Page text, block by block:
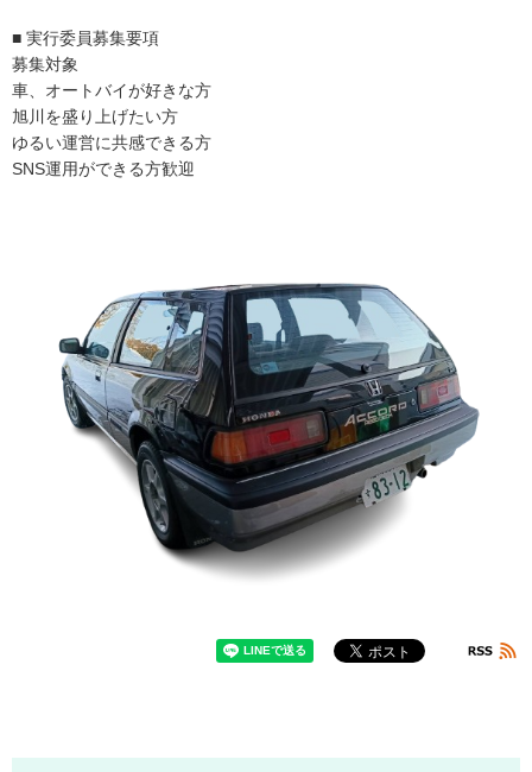
■ 実行委員募集要項
募集対象
車、オートバイが好きな方
旭川を盛り上げたい方
ゆるい運営に共感できる方
SNS運用ができる方歓迎